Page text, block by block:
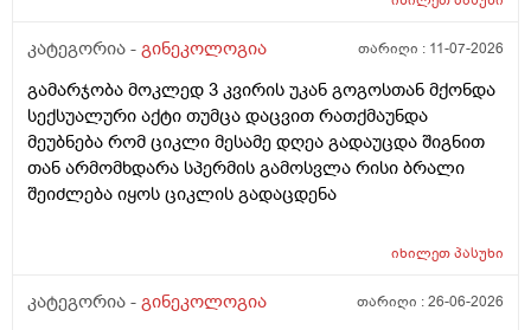
თვე გავიდა... 9 ივლის რო დავორსულებოდი როგორ
ტკივილის ხან არა, შარდვის შემდეგ ტკივილი და
შებერილობის შეგრძმება...ჩემით ორციპოლი და
ნოშპაც დავლიეე.... რა უნდა ვქნა
კატეგორია - გინეკოლოგია თარიღი : 11-07-2026
გამარჯობა მოკლედ 3 კვირის უკან გოგოსთან მქონდა
სექსუალური აქტი თუმცა დაცვით რათქმაუნდა
მეუბნება რომ ციკლი მესამე დღეა გადაუცდა შიგნით
თან არმომხდარა სპერმის გამოსვლა რისი ბრალი
შეიძლება იყოს ციკლის გადაცდენა
იხილეთპასუხი
კატეგორია - გინეკოლოგია თარიღი :26-06-2026